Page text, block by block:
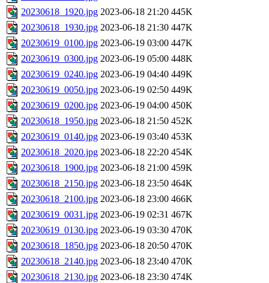
20230618_1920.jpg 2023-06-18 21:20 445K
20230618_1930.jpg 2023-06-18 21:30 447K
20230619_0100.jpg 2023-06-19 03:00 447K
20230619_0300.jpg 2023-06-19 05:00 448K
20230619_0240.jpg 2023-06-19 04:40 449K
20230619_0050.jpg 2023-06-19 02:50 449K
20230619_0200.jpg 2023-06-19 04:00 450K
20230618_1950.jpg 2023-06-18 21:50 452K
20230619_0140.jpg 2023-06-19 03:40 453K
20230618_2020.jpg 2023-06-18 22:20 454K
20230618_1900.jpg 2023-06-18 21:00 459K
20230618_2150.jpg 2023-06-18 23:50 464K
20230618_2100.jpg 2023-06-18 23:00 466K
20230619_0031.jpg 2023-06-19 02:31 467K
20230619_0130.jpg 2023-06-19 03:30 470K
20230618_1850.jpg 2023-06-18 20:50 470K
20230618_2140.jpg 2023-06-18 23:40 470K
20230618_2130.jpg 2023-06-18 23:30 474K